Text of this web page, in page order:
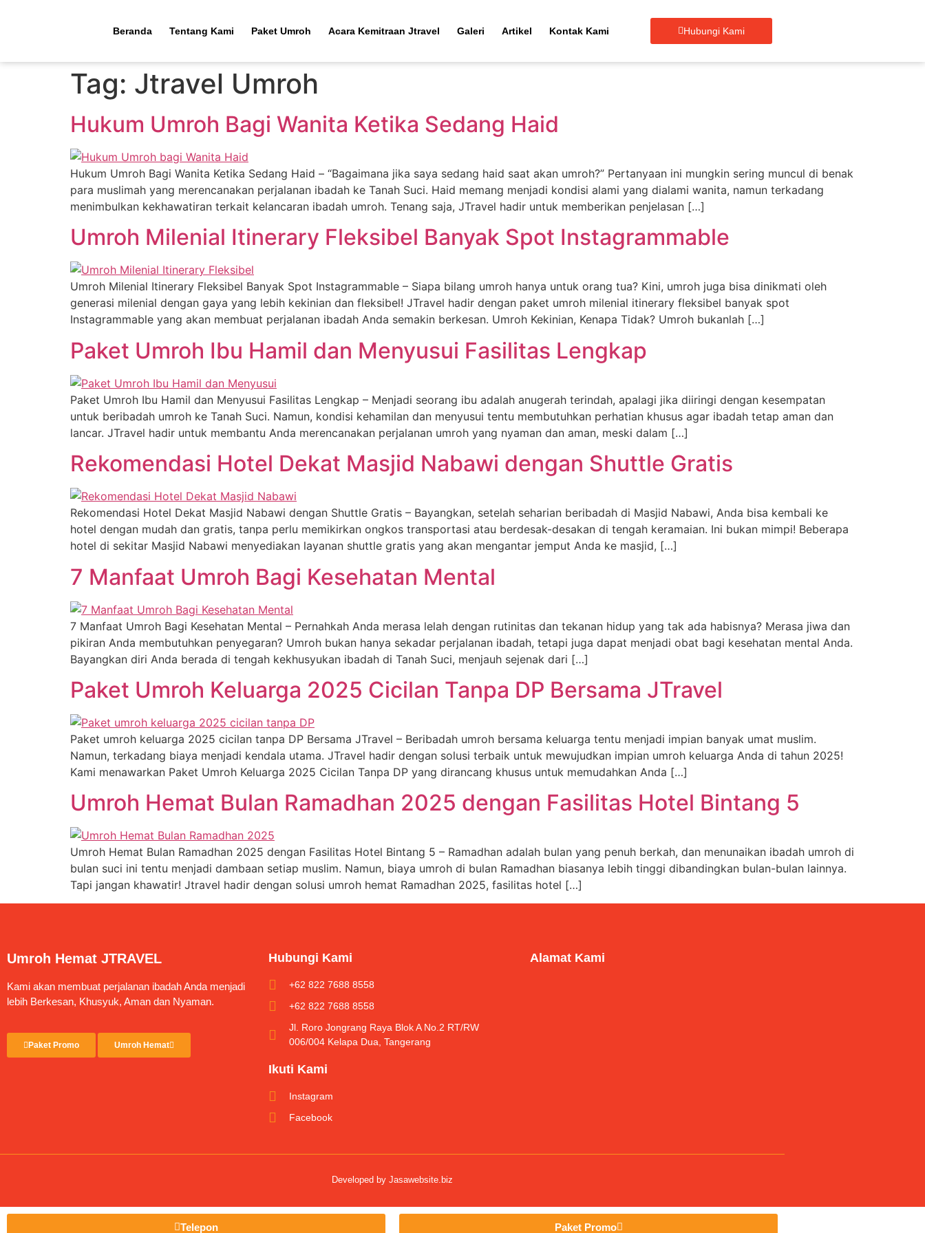
Beranda Tentang Kami Paket Umroh Acara Kemitraan Jtravel Galeri Artikel Kontak Kami Hubungi Kami
Tag: Jtravel Umroh
Hukum Umroh Bagi Wanita Ketika Sedang Haid
Hukum Umroh Bagi Wanita Ketika Sedang Haid – “Bagaimana jika saya sedang haid saat akan umroh?” Pertanyaan ini mungkin sering muncul di benak
para muslimah yang merencanakan perjalanan ibadah ke Tanah Suci. Haid memang menjadi kondisi alami yang dialami wanita, namun terkadang
menimbulkan kekhawatiran terkait kelancaran ibadah umroh. Tenang saja, JTravel hadir untuk memberikan penjelasan […]
Umroh Milenial Itinerary Fleksibel Banyak Spot Instagrammable
Umroh Milenial Itinerary Fleksibel Banyak Spot Instagrammable – Siapa bilang umroh hanya untuk orang tua? Kini, umroh juga bisa dinikmati oleh
generasi milenial dengan gaya yang lebih kekinian dan fleksibel! JTravel hadir dengan paket umroh milenial itinerary fleksibel banyak spot
Instagrammable yang akan membuat perjalanan ibadah Anda semakin berkesan. Umroh Kekinian, Kenapa Tidak? Umroh bukanlah […]
Paket Umroh Ibu Hamil dan Menyusui Fasilitas Lengkap
Paket Umroh Ibu Hamil dan Menyusui Fasilitas Lengkap – Menjadi seorang ibu adalah anugerah terindah, apalagi jika diiringi dengan kesempatan
untuk beribadah umroh ke Tanah Suci. Namun, kondisi kehamilan dan menyusui tentu membutuhkan perhatian khusus agar ibadah tetap aman dan
lancar. JTravel hadir untuk membantu Anda merencanakan perjalanan umroh yang nyaman dan aman, meski dalam […]
Rekomendasi Hotel Dekat Masjid Nabawi dengan Shuttle Gratis
Rekomendasi Hotel Dekat Masjid Nabawi dengan Shuttle Gratis – Bayangkan, setelah seharian beribadah di Masjid Nabawi, Anda bisa kembali ke
hotel dengan mudah dan gratis, tanpa perlu memikirkan ongkos transportasi atau berdesak-desakan di tengah keramaian. Ini bukan mimpi! Beberapa
hotel di sekitar Masjid Nabawi menyediakan layanan shuttle gratis yang akan mengantar jemput Anda ke masjid, […]
7 Manfaat Umroh Bagi Kesehatan Mental
7 Manfaat Umroh Bagi Kesehatan Mental – Pernahkah Anda merasa lelah dengan rutinitas dan tekanan hidup yang tak ada habisnya? Merasa jiwa dan
pikiran Anda membutuhkan penyegaran? Umroh bukan hanya sekadar perjalanan ibadah, tetapi juga dapat menjadi obat bagi kesehatan mental Anda.
Bayangkan diri Anda berada di tengah kekhusyukan ibadah di Tanah Suci, menjauh sejenak dari […]
Paket Umroh Keluarga 2025 Cicilan Tanpa DP Bersama JTravel
Paket umroh keluarga 2025 cicilan tanpa DP Bersama JTravel – Beribadah umroh bersama keluarga tentu menjadi impian banyak umat muslim.
Namun, terkadang biaya menjadi kendala utama. JTravel hadir dengan solusi terbaik untuk mewujudkan impian umroh keluarga Anda di tahun 2025!
Kami menawarkan Paket Umroh Keluarga 2025 Cicilan Tanpa DP yang dirancang khusus untuk memudahkan Anda […]
Umroh Hemat Bulan Ramadhan 2025 dengan Fasilitas Hotel Bintang 5
Umroh Hemat Bulan Ramadhan 2025 dengan Fasilitas Hotel Bintang 5 – Ramadhan adalah bulan yang penuh berkah, dan menunaikan ibadah umroh di
bulan suci ini tentu menjadi dambaan setiap muslim. Namun, biaya umroh di bulan Ramadhan biasanya lebih tinggi dibandingkan bulan-bulan lainnya.
Tapi jangan khawatir! Jtravel hadir dengan solusi umroh hemat Ramadhan 2025, fasilitas hotel […]
Umroh Hemat JTRAVEL
Kami akan membuat perjalanan ibadah Anda menjadi
lebih Berkesan, Khusyuk, Aman dan Nyaman.
Paket Promo Umroh Hemat
Hubungi Kami
+62 822 7688 8558
+62 822 7688 8558
Jl. Roro Jongrang Raya Blok A No.2 RT/RW
006/004 Kelapa Dua, Tangerang
Ikuti Kami
Instagram
Facebook
Alamat Kami
Developed by Jasawebsite.biz
Telepon Paket Promo